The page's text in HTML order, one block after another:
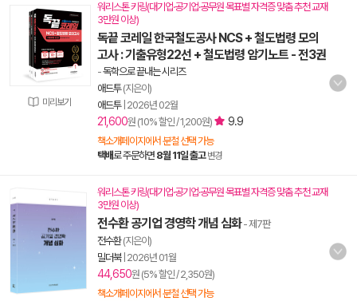
미리보기
워리스톤 키링(대기업·공기업·공무원 목표별 자격증 맞춤 추천 교재
3만원 이상)
독끝 코레일 한국철도공사 NCS + 철도법령 모의
고사 : 기출유형22선 + 철도법령 암기노트 - 전3권
-독학으로 끝내는 시리즈
애드투(지은이)
애드투| 2026년 02월
21,600원 (10% 할인 / 1,200원) 9.9
책소개페이지에서 분철 선택 가능
택배로 주문하면 8월 11일 출고 변경
워리스톤 키링(대기업·공기업·공무원 목표별 자격증 맞춤 추천 교재
3만원 이상)
전수환 공기업 경영학 개념 심화- 제7판
전수환(지은이)
밀더북| 2026년 01월
44,650원 (5% 할인 / 2,350원)
책소개페이지에서 분철 선택 가능